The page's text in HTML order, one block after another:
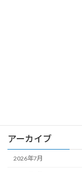
アーカイブ
2026年7月